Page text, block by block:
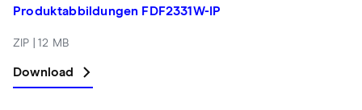
Produktabbildungen FDF2331W-IP
ZIP | 12 MB
Download